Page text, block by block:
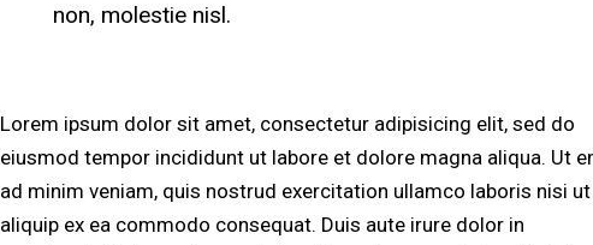
non, molestie nisl.
Lorem ipsum dolor sit amet, consectetur adipisicing elit, sed do
eiusmod tempor incididunt ut labore et dolore magna aliqua. Ut
ad minim veniam, quis nostrud exercitation ullamco laboris nisi ut
aliquip ex ea commodo consequat. Duis aute irure dolor in